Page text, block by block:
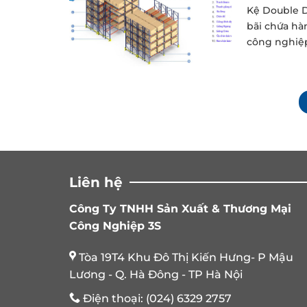
Kệ Double
bãi chứa
công
Liên hệ
Công Ty TNHH Sản Xuất & Thương Mại
Công Nghiệp 3S
Tòa 19T4 Khu Đô Thị Kiến Hưng- P Mậu
Lương - Q. Hà Đông - TP Hà Nội
Điện thoại: (024) 6329 2757